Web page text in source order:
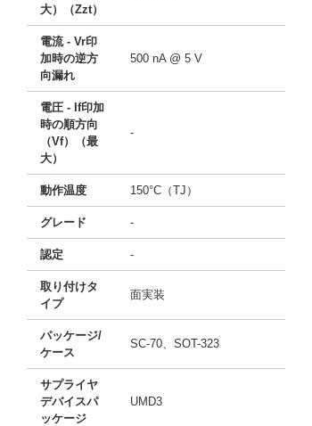
大）（Zzt）
電流 - Vr印
加時の逆方
向漏れ
500 nA @ 5 V
電圧 - If印加
時の順方向
（Vf）（最
大）
-
動作温度 150°C（TJ）
グレード -
認定 -
取り付けタ
イプ
面実装
パッケージ/
ケース
SC-70、SOT-323
サプライヤ
デバイスパ
ッケージ
UMD3